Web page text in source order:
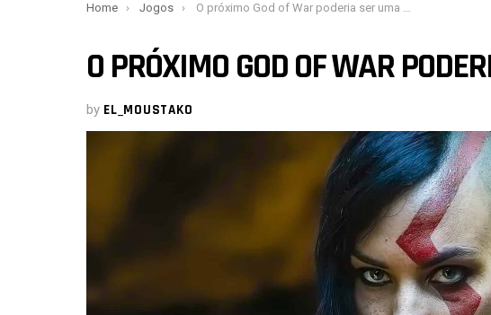
You are here:
Home Jogos O próximo God of War poderia ser uma mulher?
O PRÓXIMO GOD OF WAR
by EL_MOUSTAKO